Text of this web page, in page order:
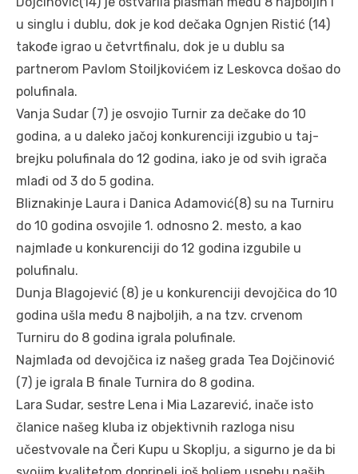
u singlu i dublu, dok je kod dečaka Ognjen Ristić (14)
takođe igrao u četvrtfinalu, dok je u dublu sa
partnerom Pavlom Stoiljkovićem iz Leskovca došao do
polufinala.
Vanja Sudar (7) je osvojio Turnir za dečake do 10
godina, a u daleko jačoj konkurenciji izgubio u taj-
brejku polufinala do 12 godina, iako je od svih igrača
mlađi od 3 do 5 godina.
Bliznakinje Laura i Danica Adamović(8) su na Turniru
do 10 godina osvojile 1. odnosno 2. mesto, a kao
najmlađe u konkurenciji do 12 godina izgubile u
polufinalu.
Dunja Blagojević (8) je u konkurenciji devojčica do 10
godina ušla među 8 najboljih, a na tzv. crvenom
Turniru do 8 godina igrala polufinale.
Najmlađa od devojčica iz našeg grada Tea Dojčinović
(7) je igrala B finale Turnira do 8 godina.
Lara Sudar, sestre Lena i Mia Lazarević, inače isto
članice našeg kluba iz objektivnih razloga nisu
učestvovale na Čeri Kupu u Skoplju, a sigurno je da bi